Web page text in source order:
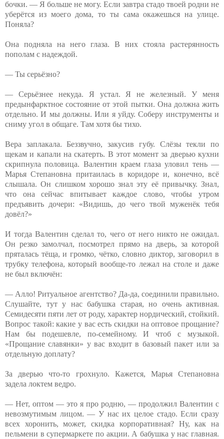
бочки. — Я больше не могу. Если завтра стадо твоей родни не
уберётся из моего дома, то ты сама окажешься на улице.
Поняла?
Она подняла на него глаза. В них стояла растерянность
пополам с надеждой.
— Ты серьёзно?
— Серьёзнее некуда. Я устал. Я не железный. У меня
предынфарктное состояние от этой пытки. Она должна жить
отдельно. И мы должны. Или я уйду. Соберу инструменты и
сниму угол в общаге. Там хотя бы тихо.
Вера заплакала. Беззвучно, закусив губу. Слёзы текли по
щекам и капали на скатерть. В этот момент за дверью кухни
скрипнула половица. Валентин краем глаза уловил тень —
Марья Степановна притаилась в коридоре и, конечно, всё
слышала. Он слишком хорошо знал эту её привычку. Знал,
что она сейчас впитывает каждое слово, чтобы утром
предъявить дочери: «Видишь, до чего твой муженёк тебя
довёл?»
И тогда Валентин сделал то, чего от него никто не ожидал.
Он резко замолчал, посмотрел прямо на дверь, за которой
пряталась тёща, и громко, чётко, словно диктор, заговорил в
трубку телефона, который вообще-то лежал на столе и даже
не был включён:
— Алло! Ритуальное агентство? Да-да, соединили правильно.
Слушайте, тут у нас бабушка старая, но очень активная.
Семидесяти пяти лет от роду, характер нордический, стойкий.
Вопрос такой: какие у вас есть скидки на оптовое прощание?
Нам бы подешевле, по-семейному. И чтоб с музыкой.
«Прощание славянки» у вас входит в базовый пакет или за
отдельную доплату?
За дверью что-то грохнуло. Кажется, Марья Степановна
задела локтем ведро.
— Нет, оптом — это я про родню, — продолжил Валентин с
невозмутимым лицом. — У нас их целое стадо. Если сразу
всех хоронить, может, скидка корпоративная? Ну, как на
пельмени в супермаркете по акции. А бабушка у нас главная.